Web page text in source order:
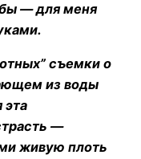
— для меня
съемки о
из воды
эта
—
живую плоть